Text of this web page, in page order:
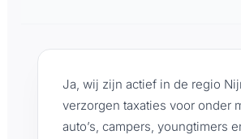
Ja, wij zijn actief in de regio
verzorgen taxaties voor onder
auto’s, campers, youngtimers